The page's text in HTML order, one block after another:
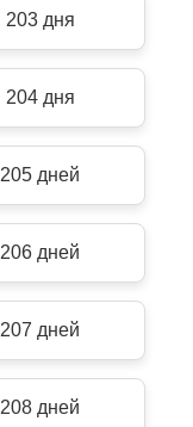
203 дня
204 дня
205 дней
206 дней
207 дней
208 дней